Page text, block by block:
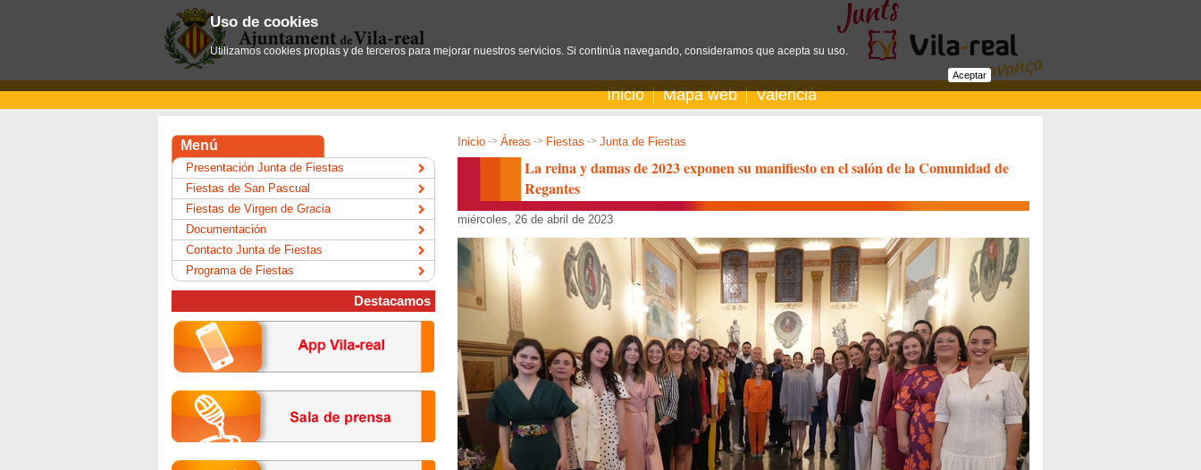
Inicio Mapa web Valencià
Inicio -> Áreas -> Fiestas -> Junta de Fiestas
La reina y damas de 2023 exponen su manifiesto en el salón de la Comunidad de
Regantes
miércoles, 26 de abril de 2023
Menú
Presentación Junta de Fiestas
Fiestas de San Pascual
Fiestas de Virgen de Gracia
Documentación
Contacto Junta de Fiestas
Programa de Fiestas
Destacamos
Uso de cookies
Utilizamos cookies propias y de terceros para mejorar nuestros servicios. Si continúa navegando, consideramos que acepta su uso.
Aceptar